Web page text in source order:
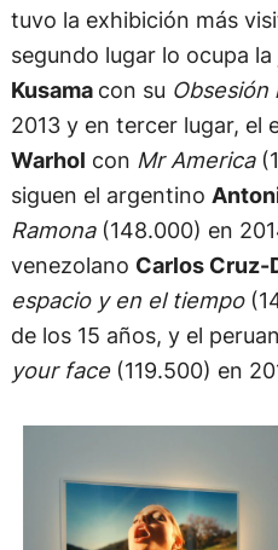
tuvo la exhibición más
segundo lugar lo ocupa la
Kusama con su Obsesión
2013 y en tercer lugar, el
Warhol con Mr America
siguen el argentino
Ramona (148.000) en
venezolano Carlos Cruz-
espacio y en el tiempo
de los 15 años, y el
your face(119.500) en